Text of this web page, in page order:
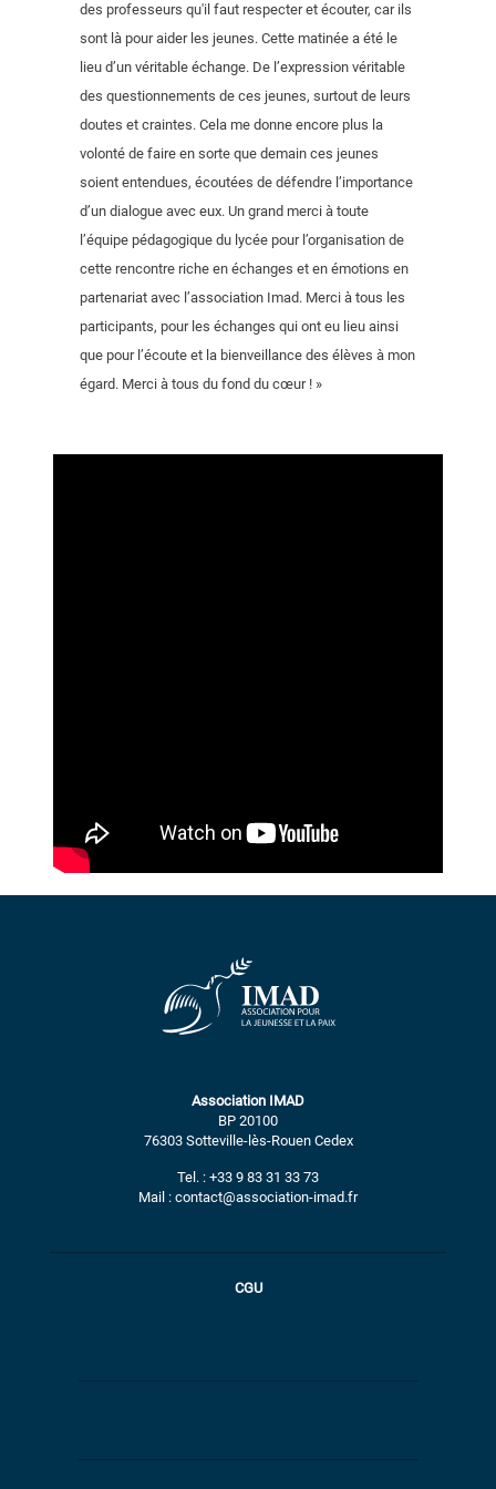
des professeurs qu'il faut respecter et écouter, car ils
sont là pour aider les jeunes. Cette matinée a été le
lieu d’un véritable échange. De l’expression véritable
des questionnements de ces jeunes, surtout de leurs
doutes et craintes. Cela me donne encore plus la
volonté de faire en sorte que demain ces jeunes
soient entendues, écoutées de défendre l’importance
d’un dialogue avec eux. Un grand merci à toute
l’équipe pédagogique du lycée pour l’organisation de
cette rencontre riche en échanges et en émotions en
partenariat avec l’association Imad. Merci à tous les
participants, pour les échanges qui ont eu lieu ainsi
que pour l’écoute et la bienveillance des élèves à mon
égard. Merci à tous du fond du cœur ! »
Association IMAD
BP 20100
76303 Sotteville-lès-Rouen Cedex
Tel. : +33 9 83 31 33 73
Mail : contact@association-imad.fr
CGU